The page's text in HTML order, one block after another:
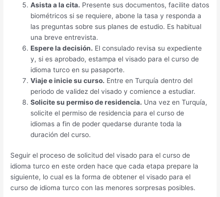
Asista a la cita. Presente sus documentos, facilite datos
biométricos si se requiere, abone la tasa y responda a
las preguntas sobre sus planes de estudio. Es habitual
una breve entrevista.
Espere la decisión. El consulado revisa su expediente
y, si es aprobado, estampa el visado para el curso de
idioma turco en su pasaporte.
Viaje e inicie su curso. Entre en Turquía dentro del
periodo de validez del visado y comience a estudiar.
Solicite su permiso de residencia. Una vez en Turquía,
solicite el permiso de residencia para el curso de
idiomas a fin de poder quedarse durante toda la
duración del curso.
Seguir el proceso de solicitud del visado para el curso de
idioma turco en este orden hace que cada etapa prepare la
siguiente, lo cual es la forma de obtener el visado para el
curso de idioma turco con las menores sorpresas posibles.